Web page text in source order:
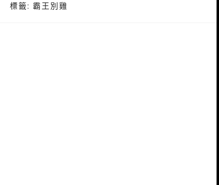
標籤: 霸王別雞